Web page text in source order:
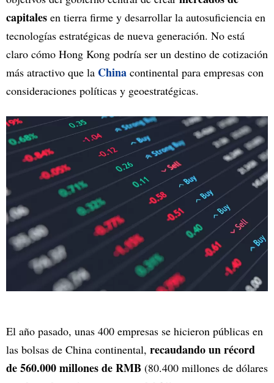
capitales en tierra firme y desarrollar la autosuficiencia en
tecnologías estratégicas de nueva generación. No está
claro cómo Hong Kong podría ser un destino de cotización
más atractivo que la China continental para empresas con
consideraciones políticas y geoestratégicas.
El año pasado, unas 400 empresas se hicieron públicas en
las bolsas de China continental, recaudando un récord
de 560.000 millones de RMB (80.400 millones de dólares